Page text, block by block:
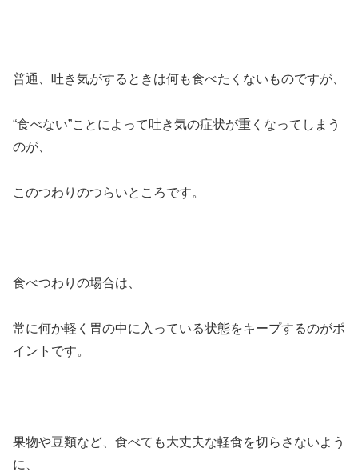
普通、吐き気がするときは何も食べたくないものですが、
“食べない”ことによって吐き気の症状が重くなってしまう
のが、
このつわりのつらいところです。
食べつわりの場合は、
常に何か軽く胃の中に入っている状態をキープするのがポ
イントです。
果物や豆類など、食べても大丈夫な軽食を切らさないよう
に、